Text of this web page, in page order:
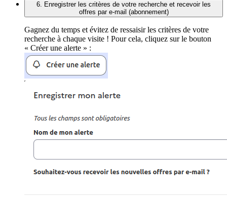
6. Enregistrer les critères de votre recherche et recevoir les
offres par e-mail (abonnement)
Gagnez du temps et évitez de ressaisir les critères de votre
recherche à chaque visite ! Pour cela, cliquez sur le bouton
« Créer une alerte » :